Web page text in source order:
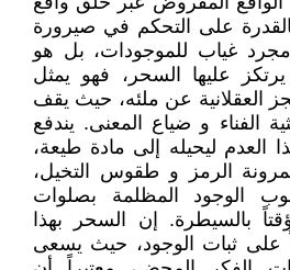
على التحكم في صيرورة
غياب للموجودات، بل هو
يرتكز عليها السحر، فهو يمثل
العقلانية عن ملئه، حيث يقف
الفناء و ضياع المعنى. يندفع
العدم ليحيله إلى مادة طيعة،
الرمز و طقوس التخيل،
الوجود المظلمة بصلوات
بالسيطرة. إن السحر بهذا
على ثبات الوجود، حيث يسعى